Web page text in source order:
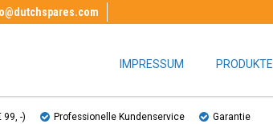
IMPRESSUM PRODUKTE
99, ​​-) Professionelle Kundenservice Garantie